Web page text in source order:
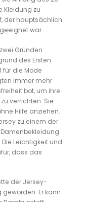
Kleidung zu
der hauptsächlich
war.
Gründen
des Ersten
für die Mode
immer mehr
bot, um ihre
verrichten. Sie
Hilfe anziehen.
zu einem der
Leichtigkeit und
dass das
der Jersey-
Er kann